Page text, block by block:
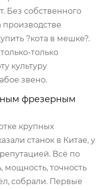
Без собственного
производстве
?кота в мешке?.
только
культуру
звено.
фрезерным
крупных
станок в Китае, у
Всё по
мощность, точность
собрали. Первые